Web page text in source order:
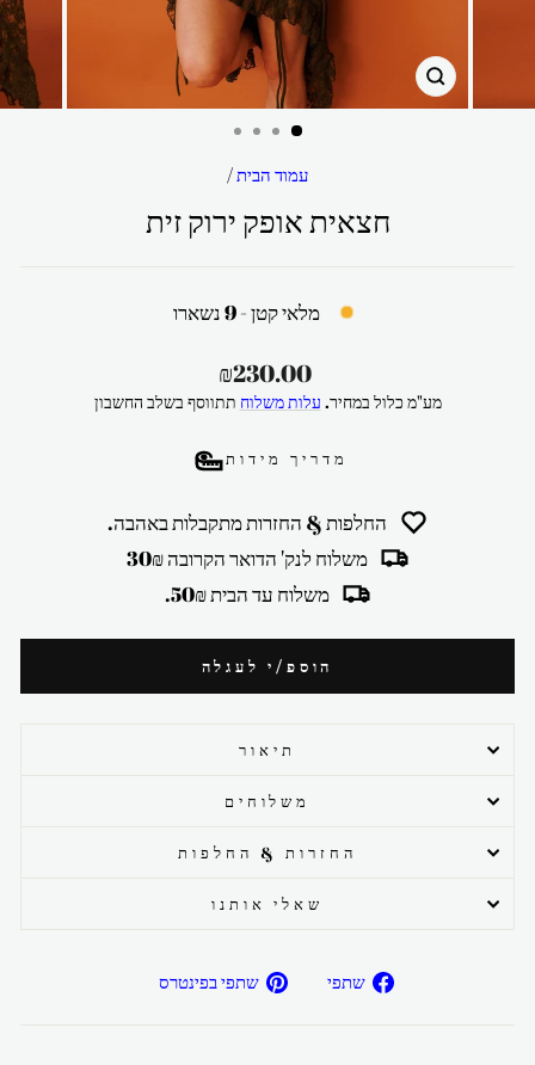
סגור
עמוד הבית/
חצאית אופק ירוק זית
מלאי קטן - 9 נשארו
מחיר
רגיל
₪230.00
מע"מ כלול במחיר. עלות משלוח תתווסף בשלב החשבון
מדריך מידות
החלפות & החזרות מתקבלות באהבה.
משלוח לנק' הדואר הקרובה 30₪
משלוח עד הבית 50₪.
הוספ/י לעגלה
תיאור
משלוחים
החזרות & החלפות
שאלי אותנו
שתפי
שתפ/י שתפי בפינטרס